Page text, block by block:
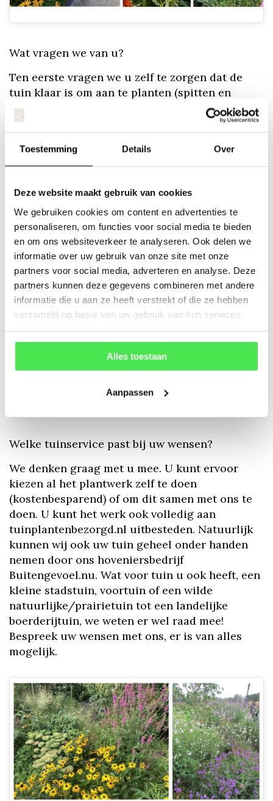
Toestemming Details Over
Deze website maakt gebruik van cookies
We gebruiken cookies om content en advertenties te
personaliseren, om functies voor social media te bieden
en om ons websiteverkeer te analyseren. Ook delen we
informatie over uw gebruik van onze site met onze
partners voor social media, adverteren en analyse. Deze
partners kunnen deze gegevens combineren met andere
informatie die u aan ze heeft verstrekt of die ze hebben
verzameld op basis van uw gebruik van hun services.
Alles toestaan
Aanpassen
Wat vragen we van u?
Ten eerste vragen we u zelf te zorgen dat de
tuin klaar is om aan te planten (spitten en
composteren), zodat u de planten gelijk kunt
inplanten nadat wij het hebben uitgezet. In
Uiteraard krijgt u van ons tuinadvies over de
plantverzorging en snoeitips, zodat u zo lang
uw tuin. We vinden het geen probleem om de
aanwezige tuinplanten zoveel mogelijk te
hergebruiken. Wilt u dat we de volledige
aanplanting voor u regelen? Dat kan uiteraard
ook. Laat het ons gerust weten.
Welke tuinservice past bij uw wensen?
We denken graag met u mee. U kunt ervoor
kiezen al het plantwerk zelf te doen
(kostenbesparend) of om dit samen met ons te
doen. U kunt het werk ook volledig aan
tuinplantenbezorgd.nl uitbesteden. Natuurlijk
kunnen wij ook uw tuin geheel onder handen
nemen door ons hoveniersbedrijf
Buitengevoel.nu. Wat voor tuin u ook heeft, een
kleine stadstuin, voortuin of een wilde
natuurlijke/prairietuin tot een landelijke
boerderijtuin, we weten er wel raad mee!
Bespreek uw wensen met ons, er is van alles
mogelijk.